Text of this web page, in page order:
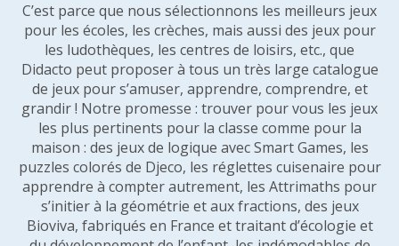
C’est parce que nous sélectionnons les meilleurs jeux
pour les écoles, les crèches, mais aussi des jeux pour
les ludothèques, les centres de loisirs, etc., que
Didacto peut proposer à tous un très large catalogue
de jeux pour s’amuser, apprendre, comprendre, et
grandir ! Notre promesse : trouver pour vous les jeux
les plus pertinents pour la classe comme pour la
maison : des jeux de logique avec Smart Games, les
puzzles colorés de Djeco, les réglettes cuisenaire pour
apprendre à compter autrement, les Attrimaths pour
s’initier à la géométrie et aux fractions, des jeux
Bioviva, fabriqués en France et traitant d’écologie et